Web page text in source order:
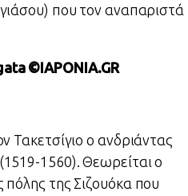
που τον αναπαριστά
©IAPONIA.GR
Τακετσίγιο ο ανδριάντας
(1519-1560). Θεωρείται ο
της Σιζουόκα που